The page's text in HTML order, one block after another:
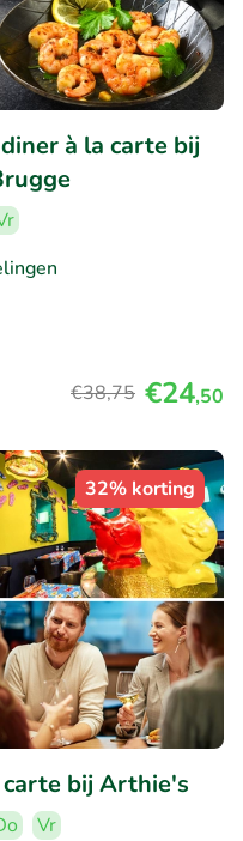
à la carte bij
€38,75 €24,50
32% korting
bij Arthie's
Vr